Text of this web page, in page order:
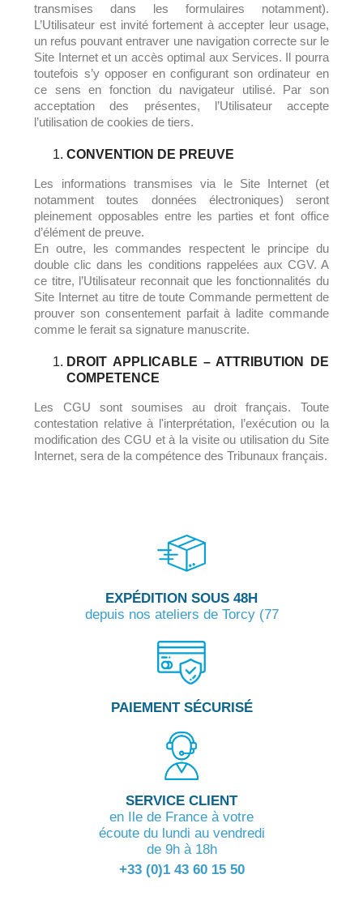
transmises dans les formulaires notamment).
L’Utilisateur est invité fortement à accepter leur usage,
un refus pouvant entraver une navigation correcte sur le
Site Internet et un accès optimal aux Services. Il pourra
toutefois s’y opposer en configurant son ordinateur en
ce sens en fonction du navigateur utilisé. Par son
acceptation des présentes, l’Utilisateur accepte
l’utilisation de cookies de tiers.
CONVENTION DE PREUVE
Les informations transmises via le Site Internet (et
notamment toutes données électroniques) seront
pleinement opposables entre les parties et font office
d’élément de preuve.
En outre, les commandes respectent le principe du
double clic dans les conditions rappelées aux CGV. A
ce titre, l’Utilisateur reconnait que les fonctionnalités du
Site Internet au titre de toute Commande permettent de
prouver son consentement parfait à ladite commande
comme le ferait sa signature manuscrite.
DROIT APPLICABLE – ATTRIBUTION DE
COMPETENCE
Les CGU sont soumises au droit français. Toute
contestation relative à l'interprétation, l’exécution ou la
modification des CGU et à la visite ou utilisation du Site
Internet, sera de la compétence des Tribunaux français.
EXPÉDITION SOUS 48H
depuis nos ateliers de Torcy (77
PAIEMENT SÉCURISÉ
SERVICE CLIENT
en Ile de France à votre
écoute du lundi au vendredi
de 9h à 18h
+33 (0)1 43 60 15 50